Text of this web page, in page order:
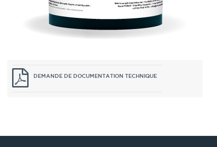
DEMANDE DE DOCUMENTATION TECHNIQUE